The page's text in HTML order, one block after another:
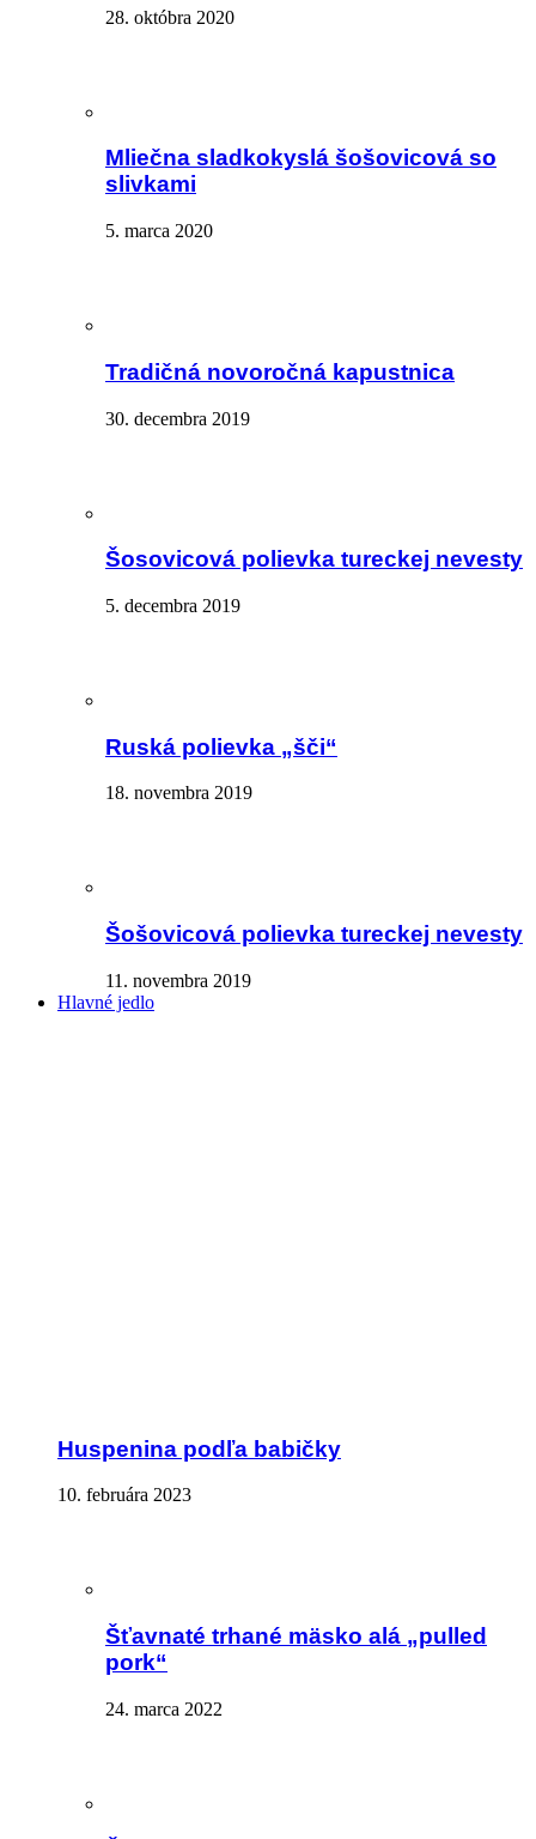
28. októbra 2020
Mliečna sladkokyslá šošovicová so
slivkami
5. marca 2020
Tradičná novoročná kapustnica
30. decembra 2019
Šosovicová polievka tureckej nevesty
5. decembra 2019
Ruská polievka „šči“
18. novembra 2019
Šošovicová polievka tureckej nevesty
11. novembra 2019
Hlavné jedlo
Huspenina podľa babičky
10. februára 2023
Šťavnaté trhané mäsko alá „pulled
pork“
24. marca 2022